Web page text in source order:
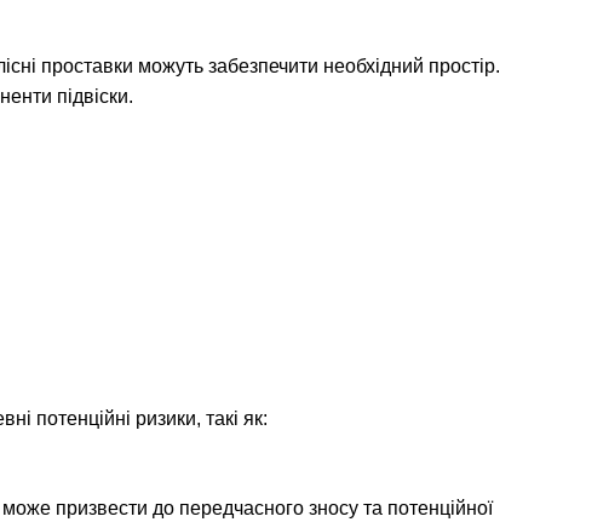
проставки можуть забезпечити необхідний простір.
підвіски.
потенційні ризики, такі як:
призвести до передчасного зносу та потенційної